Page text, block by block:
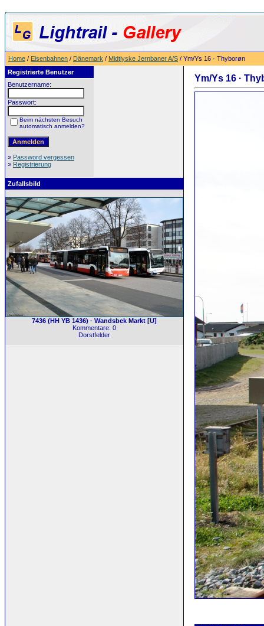
Home / Eisenbahnen / Dänemark / Midtjyske Jernbaner A/S / Ym/Ys 16 · Thyborøn
Registrierte Benutzer
Benutzername:
Passwort:
Beim nächsten Besuch
automatisch anmelden?
» Password vergessen
» Registrierung
Zufallsbild
7436 (HH YB 1436) · Wandsbek Markt [U]
Kommentare: 0
Dorstfelder
Ym/Ys 16 ·